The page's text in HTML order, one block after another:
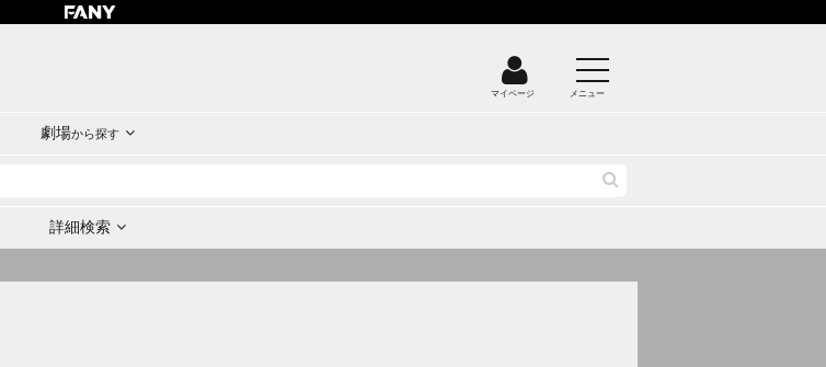
マイページ メニュー
劇場から探す
詳細検索